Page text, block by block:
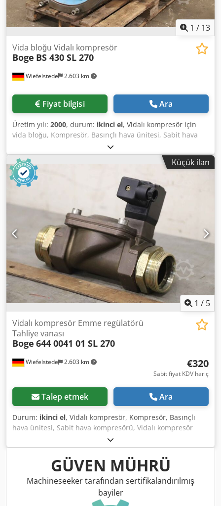
1 / 13
Wiefelstede 2.603 km
Vida bloğu Vidalı kompresör
Boge BS 430 SL 270
Fiyat bilgisi Ara
Üretim yılı: 2000, durum: ikinci el, Vidalı kompresör için
vida bloğu, Kompresör, Basınçlı hava ünitesi, Sabit hava
kompresörü, Vida bloğu, Kompresör, Kompresör kademesi
-Üretici: Boge, SL 270 tipi kompresörden vidalı blok
kompresör kademesi Dkedpfxjpm Thts Adler -Vida bloğu:
Tip BS 430 -son basınç: maks. 15,0 bar -delik dairesi: Ø 295
mm / M20 / Ø 740x22 mm -Mil: Ø 100 x 200 mm -Boyutlar:
1200/850/H790 mm -Ağırlık: 917 kg
Küçük ilan
1 / 5
Wiefelstede 2.603 km
Vidalı kompresör Emme regülatörü
Tahliye vanası
Boge 644 0041 01 SL 270
€320
Sabit fiyat KDV hariç
Talep etmek Ara
Durum: ikinci el, Vidalı kompresör, Kompresör, Basınçlı
hava ünitesi, Sabit hava kompresörü, Vidalı kompresör
Emme regülatörü Tahliye vanası, Tahliye vanası -Üretici:
Boge, SL 270 tipi kompresörden vidalı kompresör emiş
regülatörü tahliye vanası -Tip: 644 0041 01 -Basınç: 0,5 - 10
bar bar -Boyutlar: 195/100/H140 mm Dkedpfx
Asppdhnedler -Ağırlık: 2,0 kg
GÜVEN MÜHRÜ
Machineseeker tarafından sertifikalandırılmış
bayiler